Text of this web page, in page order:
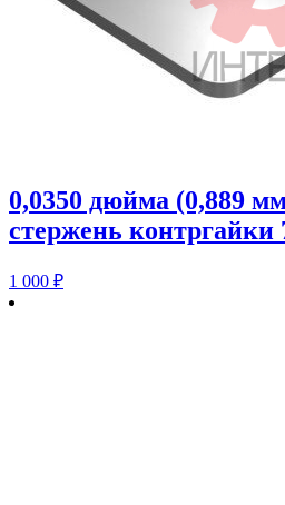
0,0350 дюйма (0,889
стержень контргайки
1 000 ₽